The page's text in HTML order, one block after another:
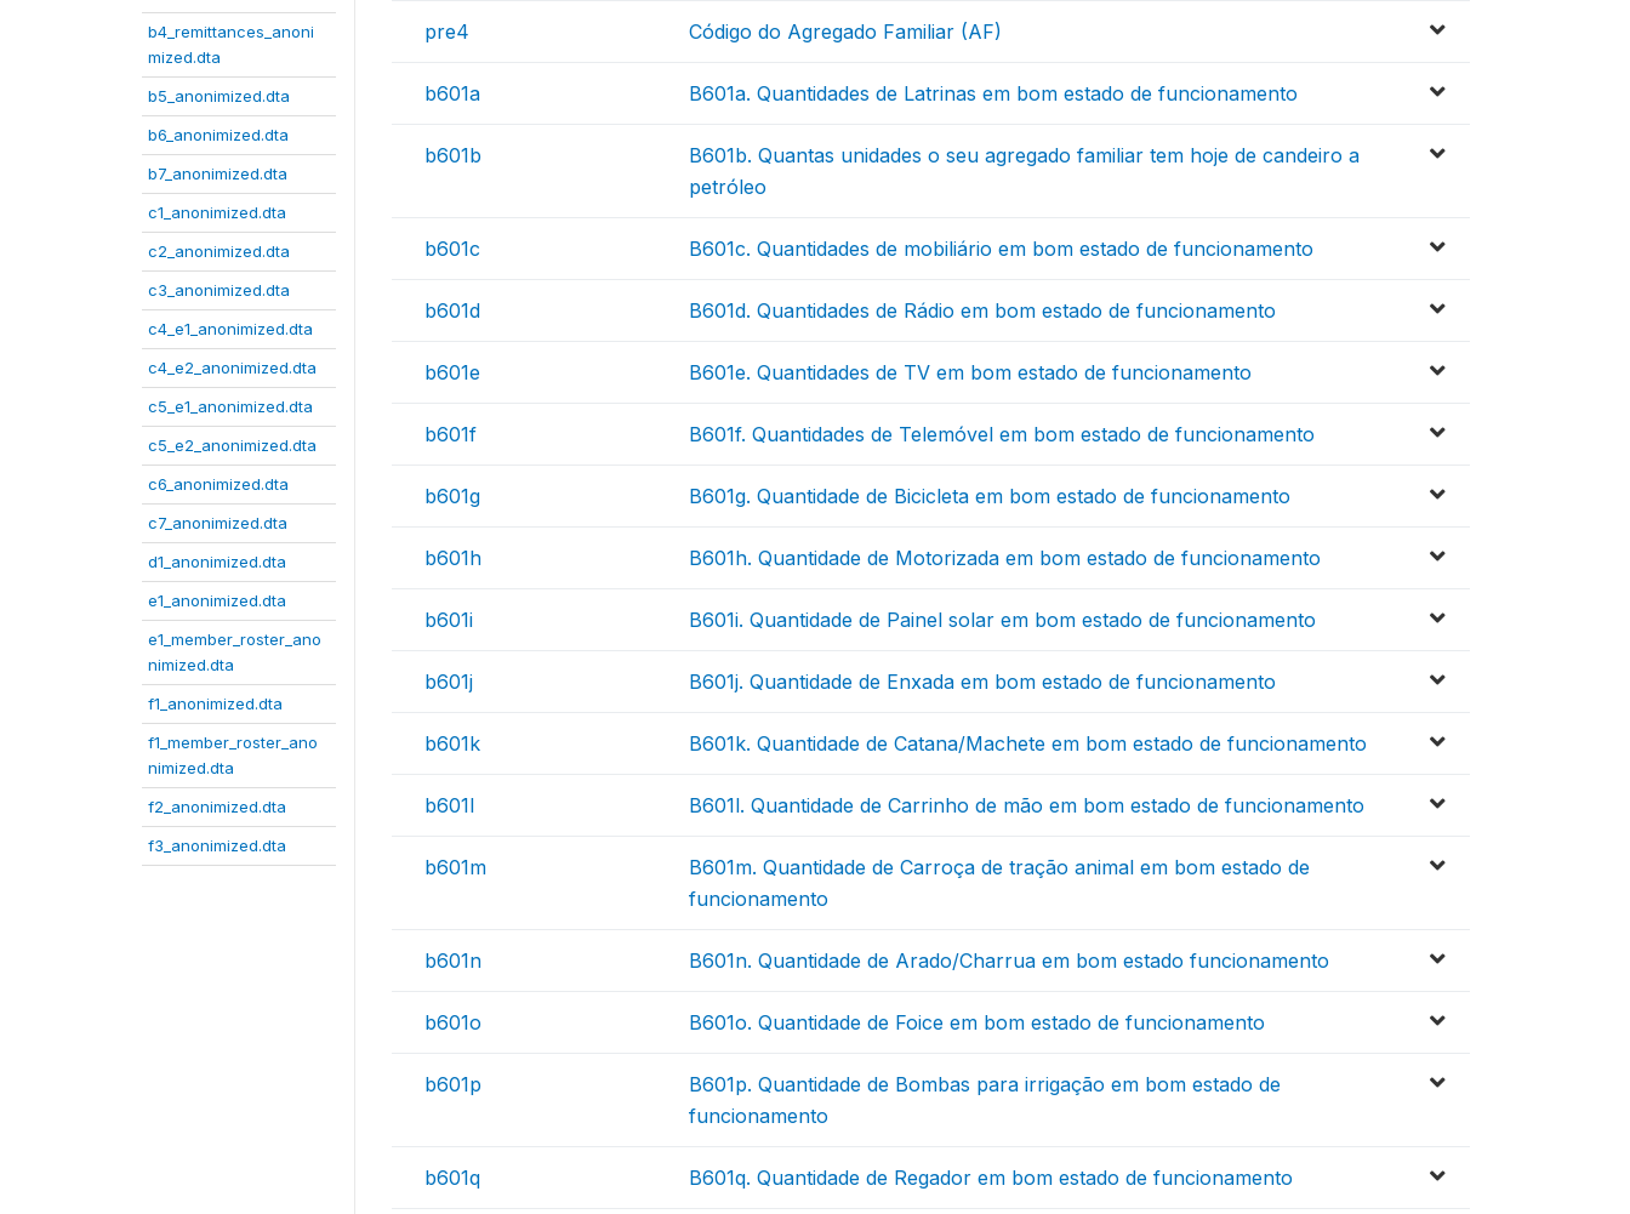
b4_remittances_anoni
mized.dta
b5_anonimized.dta
b6_anonimized.dta
b7_anonimized.dta
c1_anonimized.dta
c2_anonimized.dta
c3_anonimized.dta
c4_e1_anonimized.dta
c4_e2_anonimized.dta
c5_e1_anonimized.dta
c5_e2_anonimized.dta
c6_anonimized.dta
c7_anonimized.dta
d1_anonimized.dta
e1_anonimized.dta
e1_member_roster_ano
nimized.dta
f1_anonimized.dta
f1_member_roster_ano
nimized.dta
f2_anonimized.dta
f3_anonimized.dta
pre4 Código do Agregado Familiar (AF)
b601a B601a. Quantidades de Latrinas em bom estado de funcionamento
b601b
B601b. Quantas unidades o seu agregado familiar tem hoje de candeiro a
petróleo
b601c B601c. Quantidades de mobiliário em bom estado de funcionamento
b601d B601d. Quantidades de Rádio em bom estado de funcionamento
b601e B601e. Quantidades de TV em bom estado de funcionamento
b601f B601f. Quantidades de Telemóvel em bom estado de funcionamento
b601g B601g. Quantidade de Bicicleta em bom estado de funcionamento
b601h B601h. Quantidade de Motorizada em bom estado de funcionamento
b601i B601i. Quantidade de Painel solar em bom estado de funcionamento
b601j B601j. Quantidade de Enxada em bom estado de funcionamento
b601k B601k. Quantidade de Catana/Machete em bom estado de funcionamento
b601l B601l. Quantidade de Carrinho de mão em bom estado de funcionamento
b601m
B601m. Quantidade de Carroça de tração animal em bom estado de
funcionamento
b601n B601n. Quantidade de Arado/Charrua em bom estado funcionamento
b601o B601o. Quantidade de Foice em bom estado de funcionamento
b601p
B601p. Quantidade de Bombas para irrigação em bom estado de
funcionamento
b601q B601q. Quantidade de Regador em bom estado de funcionamento